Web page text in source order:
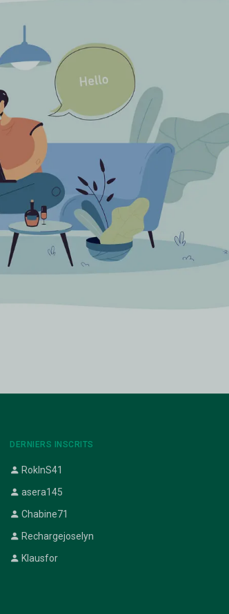
DERNIERS INSCRITS
RokInS41
asera145
Chabine71
Rechargejoselyn
Klausfor